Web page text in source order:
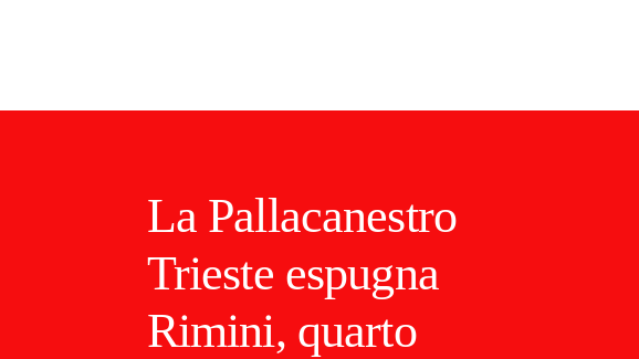
La Pallacanestro
Trieste espugna
Rimini, quarto